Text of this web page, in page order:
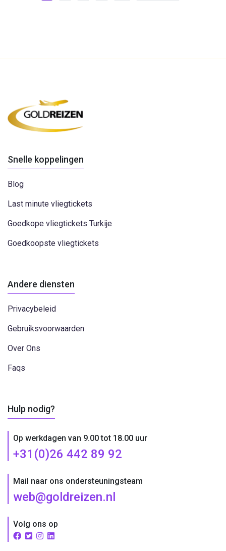
Snelle koppelingen
Blog
Last minute vliegtickets
Goedkope vliegtickets Turkije
Goedkoopste vliegtickets
Andere diensten
Privacybeleid
Gebruiksvoorwaarden
Over Ons
Faqs
Hulp nodig?
Op werkdagen van 9.00 tot 18.00 uur
+31(0)26 442 89 92
Mail naar ons ondersteuningsteam
web@goldreizen.nl
Volg ons op